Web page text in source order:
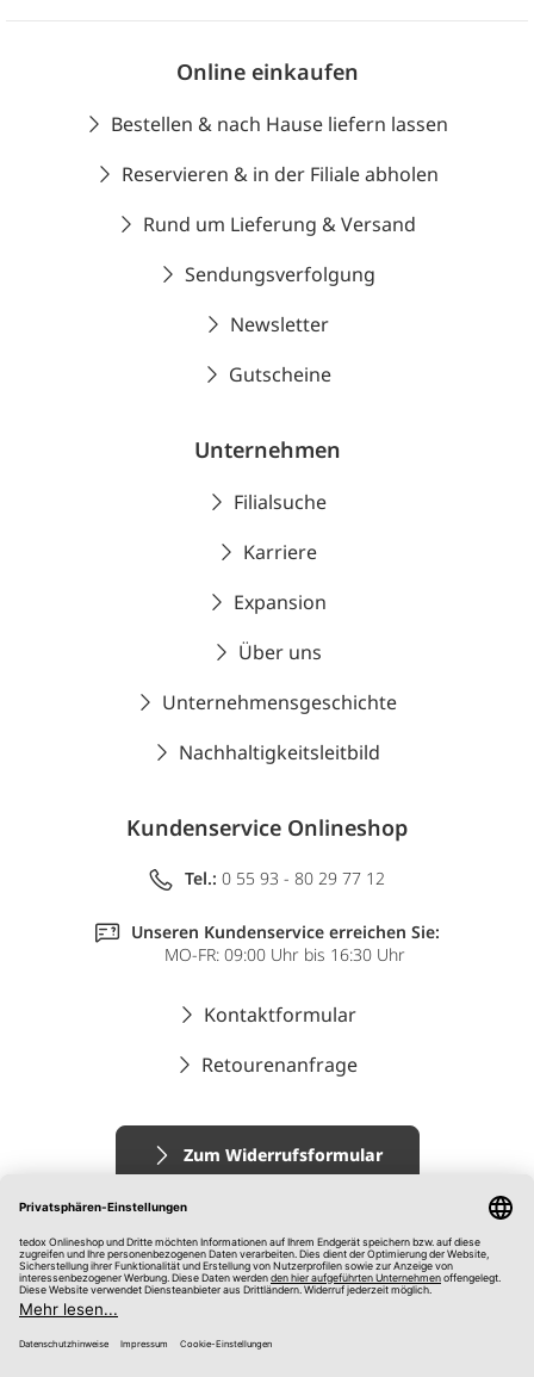
Online einkaufen
Bestellen & nach Hause liefern lassen
Reservieren & in der Filiale abholen
Rund um Lieferung & Versand
Sendungsverfolgung
Newsletter
Gutscheine
Unternehmen
Filialsuche
Karriere
Expansion
Über uns
Unternehmensgeschichte
Nachhaltigkeitsleitbild
Kundenservice Onlineshop
Tel.: 0 55 93 - 80 29 77 12
Unseren Kundenservice erreichen Sie:
MO-FR: 09:00 Uhr bis 16:30 Uhr
Kontaktformular
Retourenanfrage
Zum Widerrufsformular
Impressum
AGB
Datenschutz